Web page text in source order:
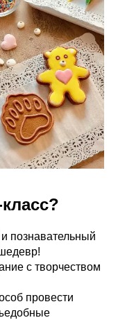
познавательный
с творчеством
провести